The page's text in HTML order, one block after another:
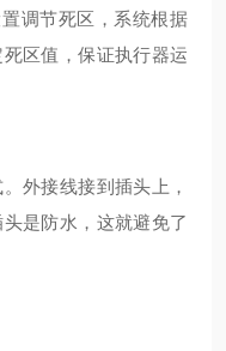
调节死区，系统根据
区值，保证执行器运
外接线接到插头上，
是防水，这就避免了